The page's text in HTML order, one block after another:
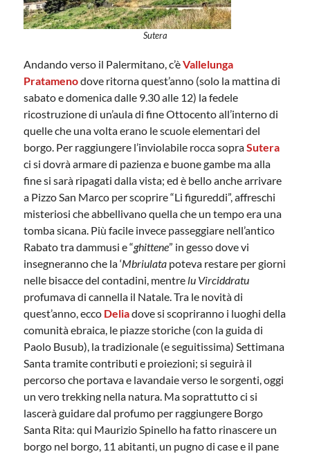
Sutera
Andando verso il Palermitano,c’èVallelunga
Pratamenodove ritorna quest’anno (solo la mattina di
sabato e domenica dalle 9.30 alle 12) la fedele
ricostruzione di un’aula di fine Ottocento all’interno di
quelle che una volta erano le scuole elementari del
borgo. Per raggiungere l’inviolabile rocca sopraSutera
ci si dovrà armare di pazienza e buone gambe ma alla
fine si sarà ripagati dalla vista; ed è bello anche arrivare
a Pizzo San Marco per scoprire “Li figureddi”, affreschi
misteriosi che abbellivano quella che un tempo era una
tomba sicana. Più facile invece passeggiare nell’antico
Rabato tra dammusi e “ghittene” in gesso dove vi
insegneranno che la ‘Mbriulata poteva restare per giorni
nelle bisacce del contadini, mentre lu Virciddratu
profumava di cannella il Natale. Tra le novità di
quest’anno, ecco Deliadove si scopriranno i luoghi della
comunità ebraica, le piazze storiche (con la guida di
Paolo Busub), la tradizionale (e seguitissima) Settimana
Santa tramite contributi e proiezioni; si seguirà il
percorso che portava e lavandaie verso le sorgenti, oggi
un vero trekking nella natura. Ma soprattutto ci si
lascerà guidare dal profumo per raggiungere Borgo
Santa Rita: qui Maurizio Spinello ha fatto rinascere un
borgo nel borgo, 11 abitanti, un pugno di case e il pane